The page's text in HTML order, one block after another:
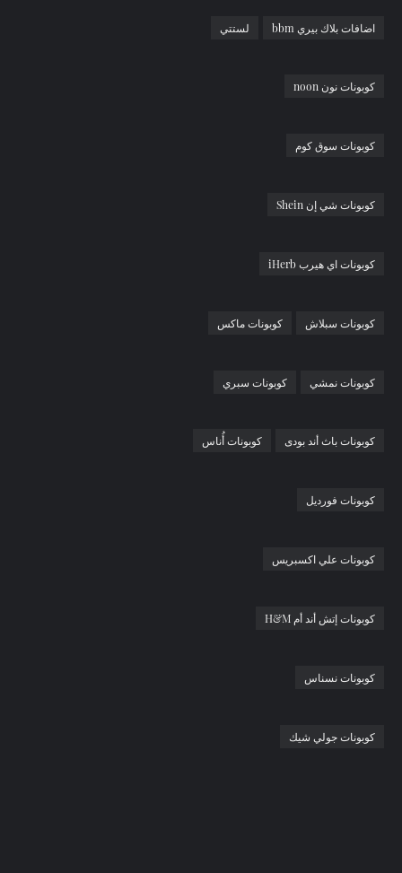
اضافات بلاك بيري bbm لستتي
كوبونات نون noon
كوبونات سوق كوم
كوبونات شي إن Shein
كوبونات اي هيرب iHerb
كوبونات سبلاش كوبونات ماكس
كوبونات نمشي كوبونات سبري
كوبونات باث أند بودى كوبونات أُناس
كوبونات فورديل
كوبونات علي اكسبريس
كوبونات إتش أند أم H&M
كوبونات نسناس
كوبونات جولي شيك